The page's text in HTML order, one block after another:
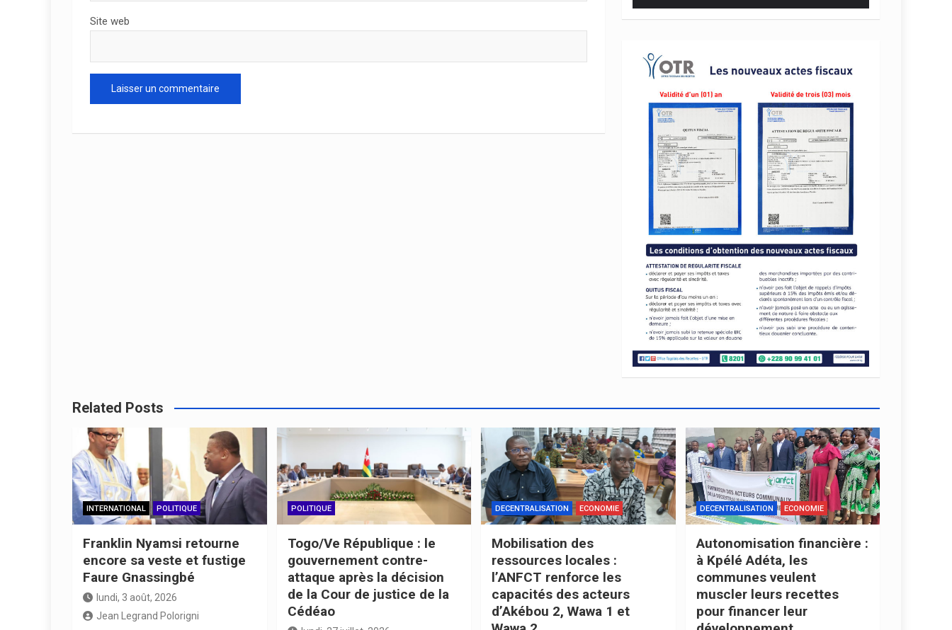
Site web
Related Posts
INTERNATIONAL POLITIQUE
Franklin Nyamsi retourne
encore sa veste et fustige
Faure Gnassingbé
lundi, 3 août, 2026
Jean Legrand Polorigni
POLITIQUE
Togo/Ve République : le
gouvernement contre-
attaque après la décision
de la Cour de justice de la
Cédéao
DECENTRALISATION ECONOMIE
Mobilisation des
ressources locales :
l’ANFCT renforce les
capacités des acteurs
d’Akébou 2, Wawa 1 et
DECENTRALISATION ECONOMIE
Autonomisation financière :
à Kpélé Adéta, les
communes veulent
muscler leurs recettes
pour financer leur